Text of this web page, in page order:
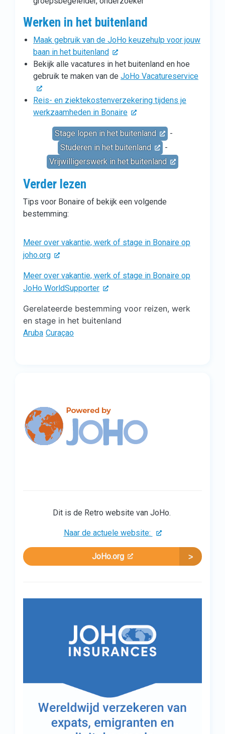
Werken in het buitenland
Maak gebruik van de JoHo keuzehulp voor jouw
baan in het buitenland
Bekijk alle vacatures in het buitenland en hoe
gebruik te maken van de JoHo Vacatureservice
Reis- en ziektekostenverzekering tijdens je
werkzaamheden in Bonaire
Stage lopen in het buitenland
-
Studeren in het buitenland
-
Vrijwilligerswerk in het buitenland
Verder lezen
Tips voor Bonaire of bekijk een volgende
bestemming:
Meer over vakantie, werk of stage in Bonaire op
joho.org
Meer over vakantie, werk of stage in Bonaire op
JoHo WorldSupporter
Gerelateerde bestemming voor reizen, werk
en stage in het buitenland
Aruba Curaçao
Dit is de Retro website van JoHo.
Naar de actuele website:
JoHo.org